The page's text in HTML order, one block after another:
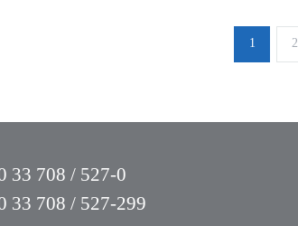
1 2
33 708 / 527-0
33 708 / 527-299